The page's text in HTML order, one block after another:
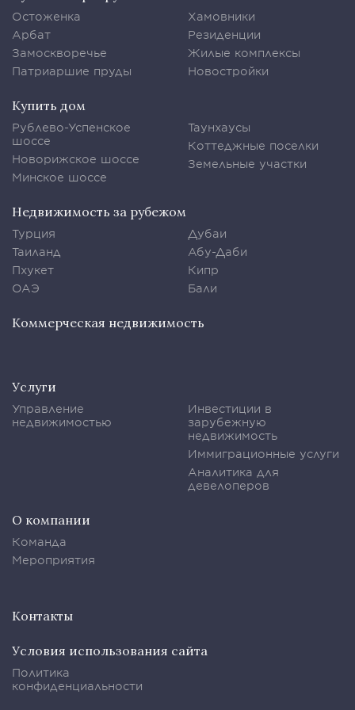
Остоженка
Арбат
Замоскворечье
Патриаршие пруды
Хамовники
Резиденции
Жилые комплексы
Новостройки
Купить дом
Рублево-Успенское
шоссе
Новорижское шоссе
Минское шоссе
Таунхаусы
Коттеджные поселки
Земельные участки
Недвижимость за рубежом
Турция
Таиланд
Пхукет
ОАЭ
Дубаи
Абу-Даби
Кипр
Бали
Коммерческая недвижимость
Услуги
Управление
недвижимостью
Инвестиции в
зарубежную
недвижимость
Иммиграционные услуги
Аналитика для
девелоперов
О компании
Команда
Мероприятия
Контакты
Условия использования сайта
Политика
конфиденциальности